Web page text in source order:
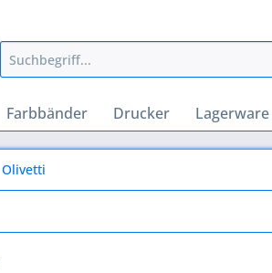
Farbbänder Drucker Lagerware
Olivetti